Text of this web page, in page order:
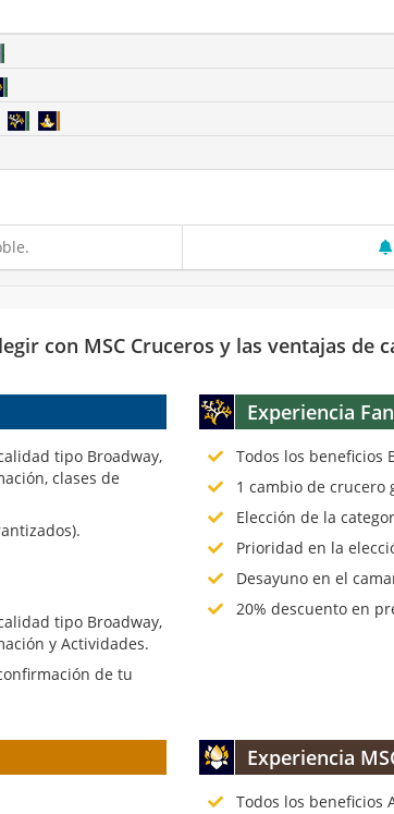
con MSC Cruceros y las ventajas de
tipo Broadway,
clases de
tipo Broadway,
y Actividades.
de tu
Experiencia
Todos los beneficios
1 cambio de crucero
Elección de la
Prioridad en la
Desayuno en el
20% descuento en
Experiencia
Todos los beneficios